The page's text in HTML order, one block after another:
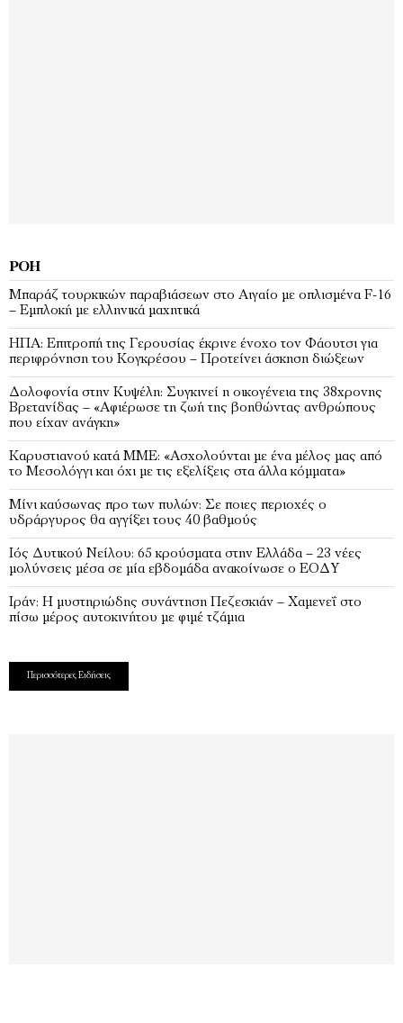
ΡΟΉ
Μπαράζ τουρκικών παραβιάσεων στο Αιγαίο με οπλισμένα F-16
– Εμπλοκή με ελληνικά μαχητικά
ΗΠΑ: Επιτροπή της Γερουσίας έκρινε ένοχο τον Φάουτσι για
περιφρόνηση του Κογκρέσου – Προτείνει άσκηση διώξεων
Δολοφονία στην Κυψέλη: Συγκινεί η οικογένεια της 38χρονης
Βρετανίδας – «Αφιέρωσε τη ζωή της βοηθώντας ανθρώπους
που είχαν ανάγκη»
Καρυστιανού κατά ΜΜΕ: «Ασχολούνται με ένα μέλος μας από
το Μεσολόγγι και όχι με τις εξελίξεις στα άλλα κόμματα»
Μίνι καύσωνας προ των πυλών: Σε ποιες περιοχές ο
υδράργυρος θα αγγίξει τους 40 βαθμούς
Ιός Δυτικού Νείλου: 65 κρούσματα στην Ελλάδα – 23 νέες
μολύνσεις μέσα σε μία εβδομάδα ανακοίνωσε ο ΕΟΔΥ
Ιράν: Η μυστηριώδης συνάντηση Πεζεσκιάν – Χαμενεΐ στο
πίσω μέρος αυτοκινήτου με φιμέ τζάμια
Περισσότερες Ειδήσεις